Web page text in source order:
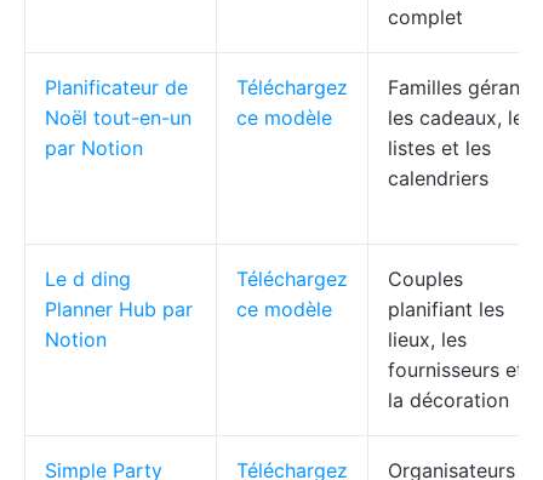
complet
Planificateur de
Noël tout-en-un
par Notion
Téléchargez
ce modèle
Familles gérant
les cadeaux, les
listes et les
calendriers
Le d ding
Planner Hub par
Notion
Téléchargez
ce modèle
Couples
planifiant les
lieux, les
fournisseurs et
la décoration
Simple Party Téléchargez Organisateurs